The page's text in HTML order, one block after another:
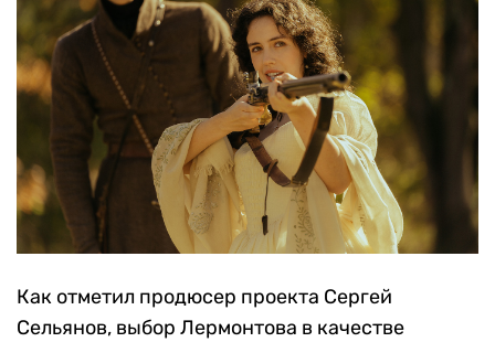
Как отметил продюсер проекта Сергей
Сельянов, выбор Лермонтова в качестве